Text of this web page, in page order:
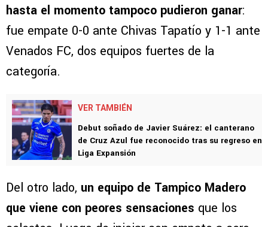
hasta el momento tampoco pudieron ganar:
fue empate 0-0 ante Chivas Tapatío y 1-1 ante
Venados FC, dos equipos fuertes de la
categoría.
VER TAMBIÉN
Debut soñado de Javier Suárez: el canterano
de Cruz Azul fue reconocido tras su regreso en
Liga Expansión
Del otro lado, un equipo de Tampico Madero
que viene con peores sensaciones que los